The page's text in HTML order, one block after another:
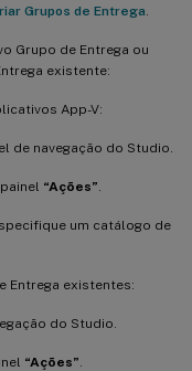
Grupos de Entrega
Grupo de Entrega ou
existente:
App-V:
de navegação do Studio.
“Ações”
um catálogo de
Entrega existentes:
do Studio.
“Ações”